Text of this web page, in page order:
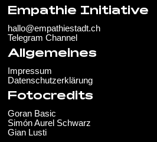
Empathie Initiative
hallo@empathiestadt.ch
Telegram Channel
Allgemeines
Impressum
Datenschutzerklärung
Fotocredits
Goran Basic
Simón Aurel Schwarz
Gian Lusti